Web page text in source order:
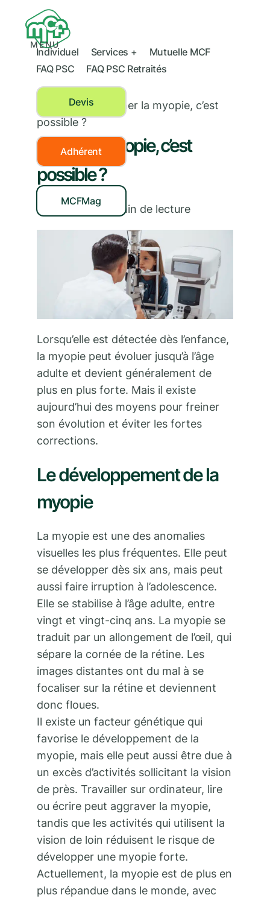
MENU
Individuel Services +
Mutuelle MCF
FAQ PSC
FAQ PSC Retraités
Devis
Adhérent
MCFMag
Prévention
Freiner la myopie, c’est
possible ?
Freiner la myopie, c’est
possible ?
14/09/2022 min de lecture
Lorsqu’elle est détectée dès l’enfance,
la myopie peut évoluer jusqu’à l’âge
adulte et devient généralement de
plus en plus forte. Mais il existe
aujourd’hui des moyens pour freiner
son évolution et éviter les fortes
corrections.
Le développement de la
myopie
La myopie est une des anomalies
visuelles les plus fréquentes. Elle peut
se développer dès six ans, mais peut
aussi faire irruption à l’adolescence.
Elle se stabilise à l’âge adulte, entre
vingt et vingt-cinq ans. La myopie se
traduit par un allongement de l’œil, qui
sépare la cornée de la rétine. Les
images distantes ont du mal à se
focaliser sur la rétine et deviennent
donc floues.
Il existe un facteur génétique qui
favorise le développement de la
myopie, mais elle peut aussi être due à
un excès d’activités sollicitant la vision
de près. Travailler sur ordinateur, lire
ou écrire peut aggraver la myopie,
tandis que les activités qui utilisent la
vision de loin réduisent le risque de
développer une myopie forte.
Actuellement, la myopie est de plus en
plus répandue dans le monde, avec